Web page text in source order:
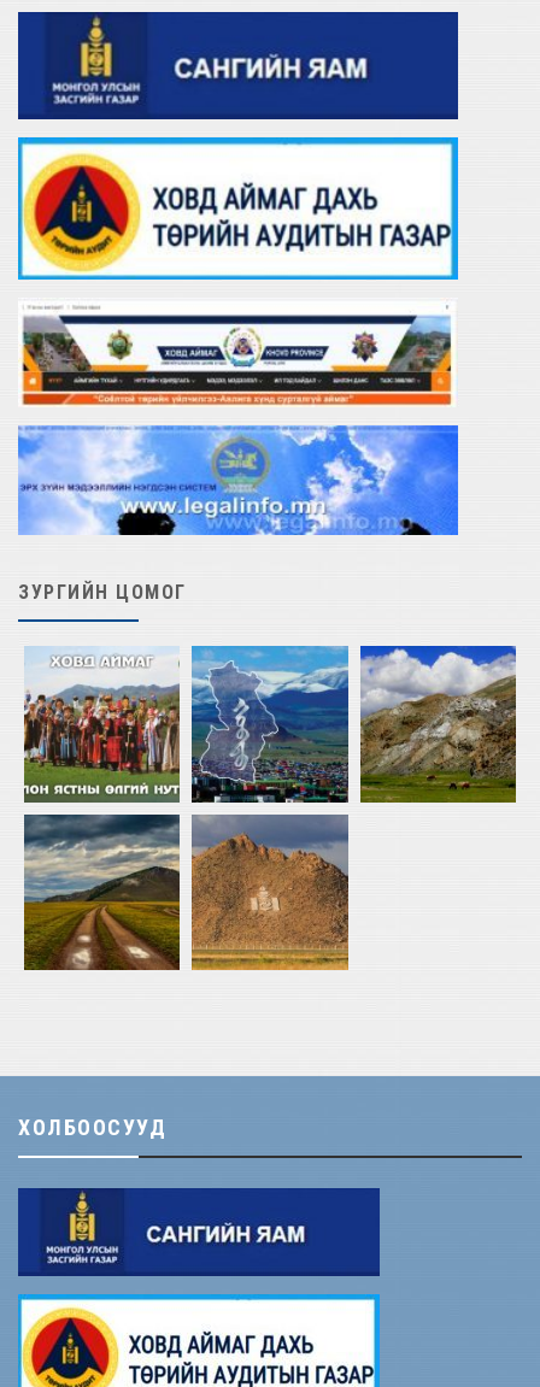
ЗУРГИЙН ЦОМОГ
ХОЛБООСУУД